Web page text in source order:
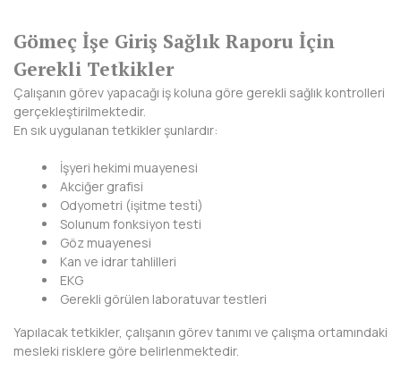
KIRKLARELİ
KIRŞEHİR
KOCAELİ
KONYA
KÜTAHYA
MALATYA
MANİSA
MARDİN
Gömeç İşe Giriş Sağlık Raporu İçin
Gerekli Tetkikler
Çalışanın görev yapacağı iş koluna göre gerekli sağlık kontrolleri
gerçekleştirilmektedir.
En sık uygulanan tetkikler şunlardır:
İşyeri hekimi muayenesi
Akciğer grafisi
Odyometri (işitme testi)
Solunum fonksiyon testi
Göz muayenesi
Kan ve idrar tahlilleri
EKG
Gerekli görülen laboratuvar testleri
Yapılacak tetkikler, çalışanın görev tanımı ve çalışma ortamındaki
mesleki risklere göre belirlenmektedir.